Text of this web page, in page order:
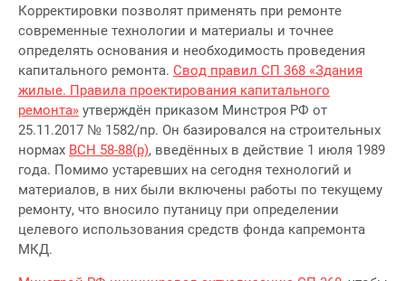
Корректировки позволят применять при ремонте
современные технологии и материалы и точнее
определять основания и необходимость проведения
капитального ремонта. Свод правил СП 368 «Здания
жилые. Правила проектирования капитального
ремонта» утверждён приказом Минстроя РФ от
25.11.2017 № 1582/пр. Он базировался на строительных
нормах ВСН 58-88(р), введённых в действие 1 июля 1989
года. Помимо устаревших на сегодня технологий и
материалов, в них были включены работы по текущему
ремонту, что вносило путаницу при определении
целевого использования средств фонда капремонта
МКД.